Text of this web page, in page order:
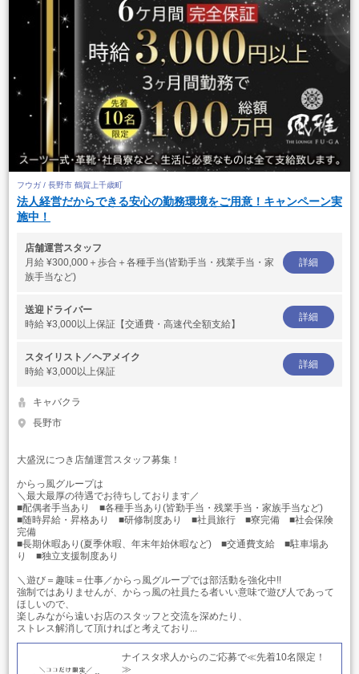
フウガ / 長野市 鶴賀上千歳町
法人経営だからできる安心の勤務環境をご用意！キャンペーン実
施中！
店舗運営スタッフ
月給 ¥300,000＋歩合＋各種手当(皆勤手当・残業手当・家
族手当など)
詳細
送迎ドライバー
時給 ¥3,000以上保証【交通費・高速代全額支給】
詳細
スタイリスト／ヘアメイク
時給 ¥3,000以上保証
詳細
キャバクラ
長野市
大盛況につき店舗運営スタッフ募集！
からっ風グループは
＼最大最厚の待遇でお待ちしております／
■配偶者手当あり ■各種手当あり(皆勤手当・残業手当・家族手当など)
■随時昇給・昇格あり ■研修制度あり ■社員旅行 ■寮完備 ■社会保険
完備
■長期休暇あり(夏季休暇、年末年始休暇など) ■交通費支給 ■駐車場あ
り ■独立支援制度あり
＼遊び＝趣味＝仕事／からっ風グループでは部活動を強化中!!
強制ではありませんが、からっ風の社員たる者いい意味で遊び人であって
ほしいので、
楽しみながら遠いお店のスタッフと交流を深めたり、
ストレス解消して頂ければと考えており...
ナイスタ求人からのご応募で≪先着10名限定！
≫